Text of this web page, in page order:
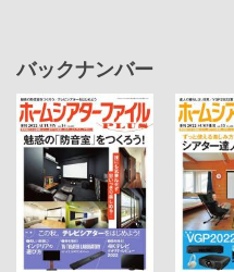
バックナンバー